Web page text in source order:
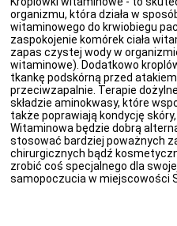
organizmu, która działa w
witaminowego do krwiobiegu
zaspokojenie komórek ciała
zapas czystej wody w
witaminowe). Dodatkowo
tkankę podskórną przed
przeciwzapalnie. Terapie
składzie aminokwasy, które
także poprawiają kondycję
Witaminowa będzie dobrą
stosować bardziej poważnych
chirurgicznych bądź
zrobić coś specjalnego dla
samopoczucia w miejscowości